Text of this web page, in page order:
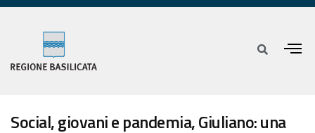
Social, giovani e pandemia, Giuliano: una